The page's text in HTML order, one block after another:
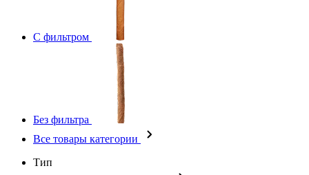
С фильтром
Без фильтра
Все товары категории
Тип